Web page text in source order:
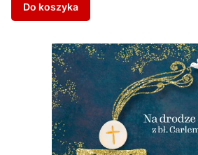
Do koszyka